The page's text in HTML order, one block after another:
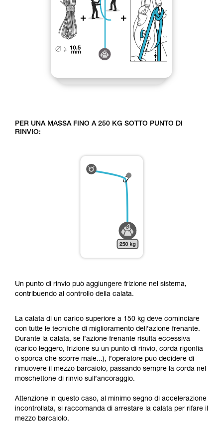
PER UNA MASSA FINO A 250 KG SOTTO PUNTO DI
RINVIO:
Un punto di rinvio può aggiungere frizione nel sistema,
contribuendo al controllo della calata.
La calata di un carico superiore a 150 kg deve cominciare
con tutte le tecniche di miglioramento dell’azione frenante.
Durante la calata, se l’azione frenante risulta eccessiva
(carico leggero, frizione su un punto di rinvio, corda rigonfia
o sporca che scorre male...), l’operatore può decidere di
rimuovere il mezzo barcaiolo, passando sempre la corda nel
moschettone di rinvio sull’ancoraggio.
Attenzione in questo caso, al minimo segno di accelerazione
incontrollata, si raccomanda di arrestare la calata per rifare il
mezzo barcaiolo.